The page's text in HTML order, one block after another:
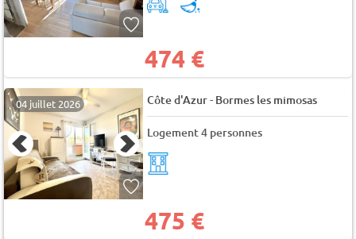
474 €
04 juillet 2026 Côte d'Azur- Bormes les mimosas
Logement 4 personnes
475 €